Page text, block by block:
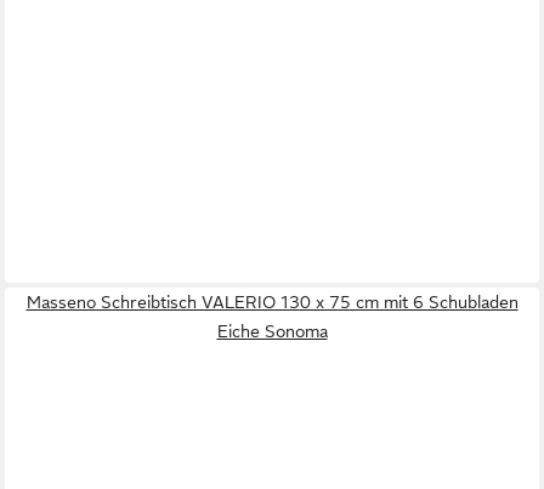
Masseno Schreibtisch VALERIO 130 x 75 cm mit 6 Schubladen
Eiche Sonoma